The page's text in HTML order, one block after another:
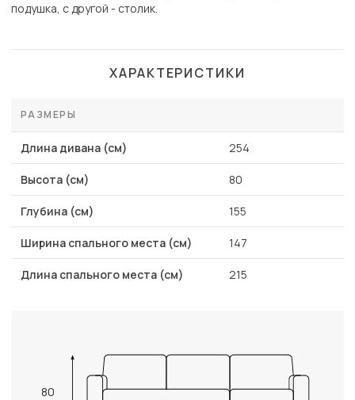
подушка, с другой - столик.
ХАРАКТЕРИСТИКИ
РАЗМЕРЫ
Длина дивана (см) 254
Высота (см) 80
Глубина (см) 155
Ширина спального места (см) 147
Длина спального места (см) 215
80